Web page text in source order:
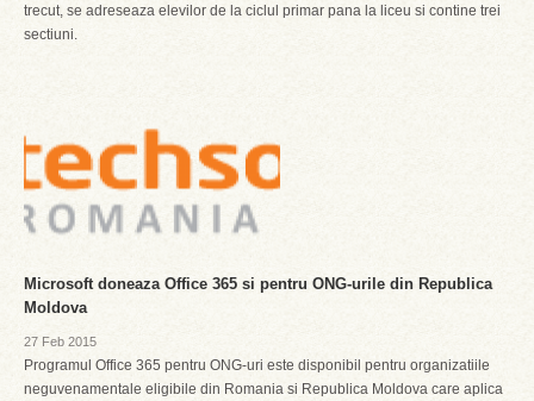
trecut, se adreseaza elevilor de la ciclul primar pana la liceu si contine trei
sectiuni.
Microsoft doneaza Office 365 si pentru ONG-urile din Republica
Moldova
27 Feb 2015
Programul Office 365 pentru ONG-uri este disponibil pentru organizatiile
neguvenamentale eligibile din Romania si Republica Moldova care aplica